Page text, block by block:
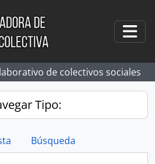
de colectivos sociales
Tipo:
Búsqueda